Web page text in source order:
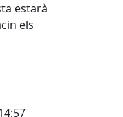
estarà
els